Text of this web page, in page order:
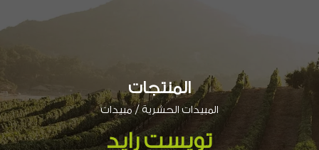
المنتجات
المبيدات الحشرية /مبيدات
تويست رايد